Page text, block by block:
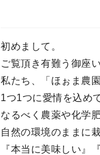
初めまして。
ご覧頂き有難う御座い
私たち、「ほぉま農
1つ1つに愛情を込め
なるべく農薬や化学
自然の環境のままに
『本当に美味しい』